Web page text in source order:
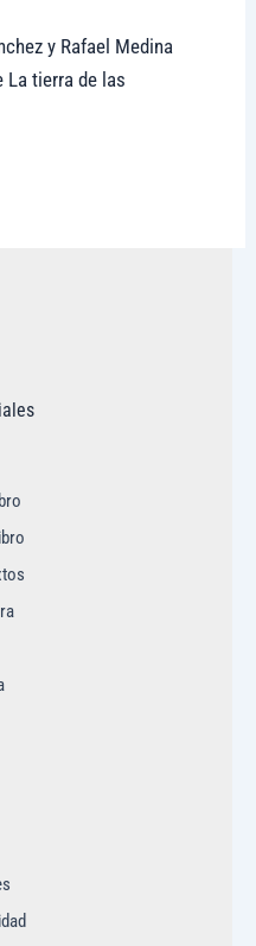
y Rafael Medina
La tierra de las